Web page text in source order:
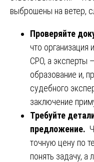
выброшены на ветер,
Проверяйте
что
СРО, а эксперты
образование и,
судебного
заключение
Требуйте
предложение.
точную цену по
понять задачу,